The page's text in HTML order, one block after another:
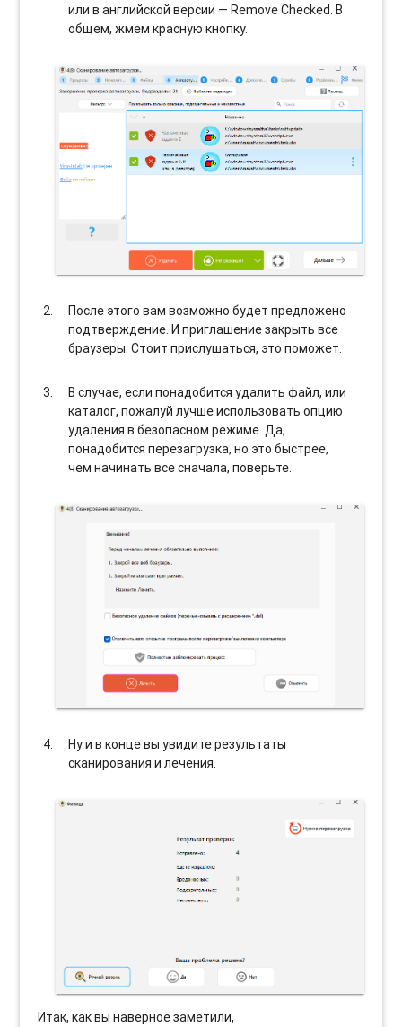
или в английской версии — Remove Checked. В
общем, жмем красную кнопку.
После этого вам возможно будет предложено
подтверждение. И приглашение закрыть все
браузеры. Стоит прислушаться, это поможет.
В случае, если понадобится удалить файл, или
каталог, пожалуй лучше использовать опцию
удаления в безопасном режиме. Да,
понадобится перезагрузка, но это быстрее,
чем начинать все сначала, поверьте.
Ну и в конце вы увидите результаты
сканирования и лечения.
Итак, как вы наверное заметили,